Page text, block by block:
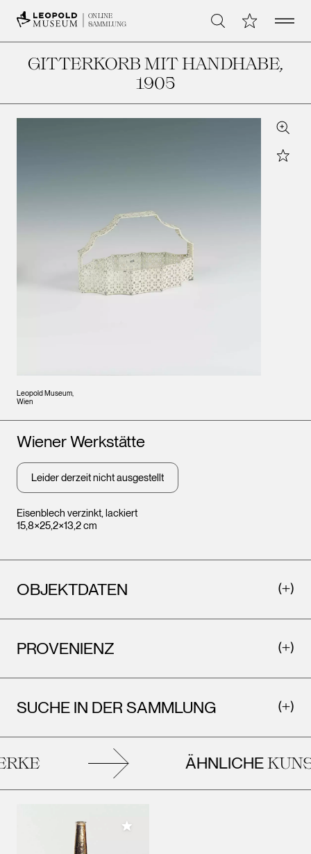
ONLINE
SAMMLUNG
Suche Meine Open
GITTERKORB MIT HANDHABE,
1905
Leopold Museum,
Wien
Zoom
Star
Eisenblech verzinkt, lackiert
15,8×25,2×13,2 cm
Künstler*innen
Wiener Werkstätte
Leider derzeit nicht ausgestellt
OBJEKTDATEN
PROVENIENZ
SUCHE IN DER SAMMLUNG
ÄHNLICHE
Meiner Sammlung hinzufügen